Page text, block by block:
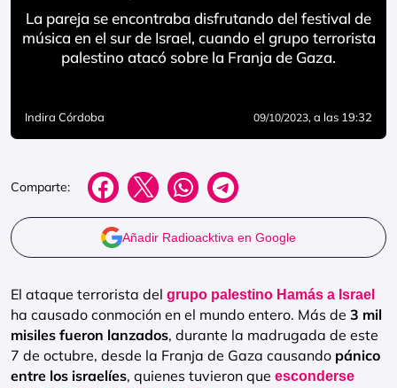
La pareja se encontraba disfrutando del festival de
música en el sur de Israel, cuando el grupo terrorista
palestino atacó sobre la Franja de Gaza.
Indira Córdoba 09/10/2023, a las 19:32
Comparte:
Añadir Radioacktiva en Google
El ataque terrorista del grupo palestino Hamás a Israel
ha causado conmoción en el mundo entero. Más de 3 mil
misiles fueron lanzados, durante la madrugada de este
7 de octubre, desde la Franja de Gaza causando pánico
entre los israelíes, quienes tuvieron que esconderse